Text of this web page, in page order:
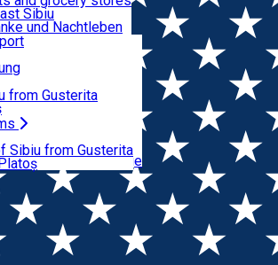
von Sibiu
Sibiu
und Nachtleben
für Elektrofahrzeuge
from Gusterita
Sibiu from Gusterita